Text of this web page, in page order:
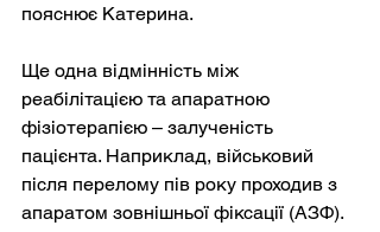
пояснює Катерина.
Ще одна відмінність між
реабілітацією та апаратною
фізіотерапією – залученість
пацієнта. Наприклад, військовий
після перелому пів року проходив з
апаратом зовнішньої фіксації (АЗФ).